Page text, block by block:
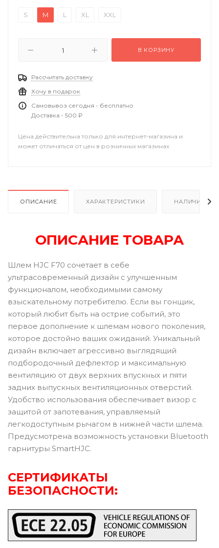
S M L XL XXL
В КОРЗИНУ
Рассчитать доставку
Хочу в подарок
Самовывоз сегодня - бесплатно
Доставка - 500 ₽
Цена действительна только для интернет-магазина и
может отличаться от цен в розничных магазинах
ОПИСАНИЕ ХАРАКТЕРИСТИКИ НАЛИЧИЕ
ОПИСАНИЕ ТОВАРА
Шлем HJC F70 сочетает в себе
ультрасовременный дизайн с улучшенным
функционалом, необходимыми самому
взыскательному потребителю. Если вы гонщик,
который любит быть на острие событий, это
первое дополнение к шлемам нового поколения,
которое достойно ваших ожиданий. Уникальный
дизайн включает агрессивно выглядящий
подбородочный дефлектор и максимальную
вентиляцию от двух верхних впускных и пяти
задних выпускных вентиляционных отверстий.
Удобство использования обеспечивает визор с
защитой от запотевания, управляемый
легкодоступным рычагом в нижней части шлема.
Предусмотрена возможность установки Bluetooth
гарнитуры SmartHJC.
СЕРТИФИКАТЫ
БЕЗОПАСНОСТИ: